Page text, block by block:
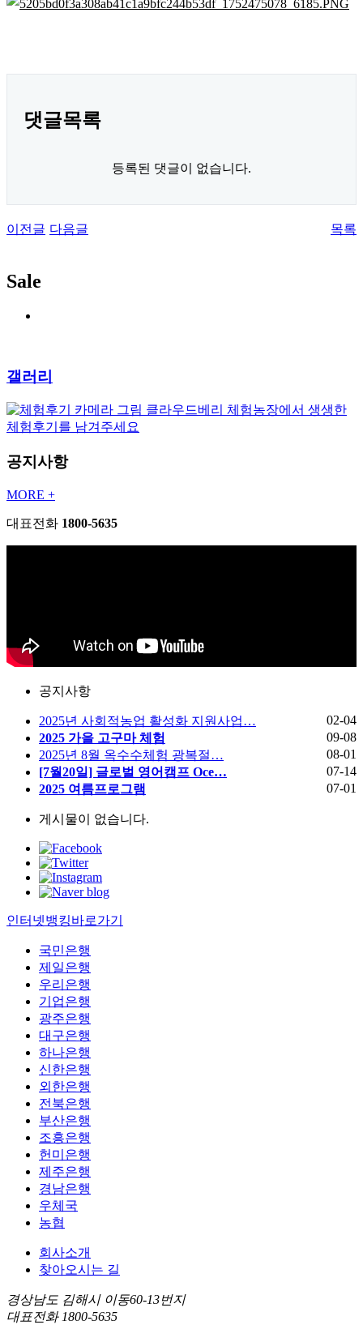
댓글목록
등록된 댓글이 없습니다.
이전글 다음글 목록
Sale
갤러리
클라우드베리 체험농장에서 생생한
체험후기를 남겨주세요
공지사항
MORE +
대표전화 1800-5635
공지사항
2025년 사회적농업 활성화 지원사업…
02-04
2025 가을 고구마 체험
09-08
2025년 8월 옥수수체험 광복절…
08-01
[7월20일] 글로벌 영어캠프 Oce…
07-14
2025 여름프로그램
07-01
게시물이 없습니다.
인터넷뱅킹바로가기
국민은행
제일은행
우리은행
기업은행
광주은행
대구은행
하나은행
신한은행
외한은행
전북은행
부산은행
조흥은행
헌미은행
제주은행
경남은행
우체국
농협
회사소개
찾아오시는 길
경상남도 김해시 이동60-13번지
대표전화 1800-5635